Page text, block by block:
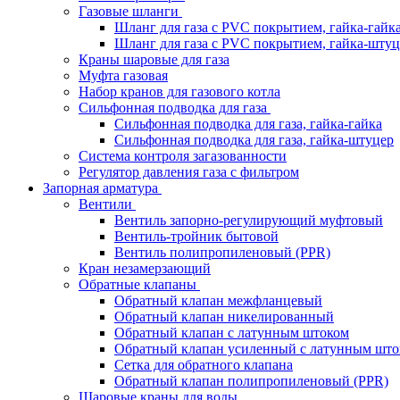
Газовые шланги
Шланг для газа с PVC покрытием, гайка-гайка
Шланг для газа с PVC покрытием, гайка-
Краны шаровые для газа
Муфта газовая
Набор кранов для газового котла
Сильфонная подводка для газа
Сильфонная подводка для газа, гайка-гайка
Сильфонная подводка для газа, гайка-штуцер
Система контроля загазованности
Регулятор давления газа с фильтром
Запорная арматура
Вентили
Вентиль запорно-регулирующий муфтовый
Вентиль-тройник бытовой
Вентиль полипропиленовый (PPR)
Кран незамерзающий
Обратные клапаны
Обратный клапан межфланцевый
Обратный клапан никелированный
Обратный клапан с латунным штоком
Обратный клапан усиленный с латунным
Сетка для обратного клапана
Обратный клапан полипропиленовый (PPR)
Шаровые краны для воды